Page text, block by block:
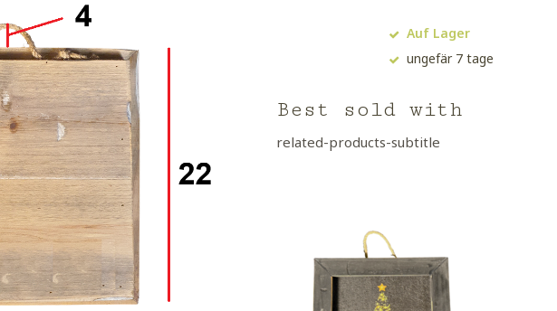
Auf Lager
ungefär 7 tage
Best sold with
related-products-subtitle